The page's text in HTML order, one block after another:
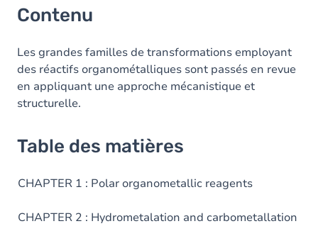
Contenu
Les grandes familles de transformations employant
des réactifs organométalliques sont passés en revue
en appliquant une approche mécanistique et
structurelle.
Table des matières
CHAPTER 1 : Polar organometallic reagents
CHAPTER 2 : Hydrometalation and carbometallation